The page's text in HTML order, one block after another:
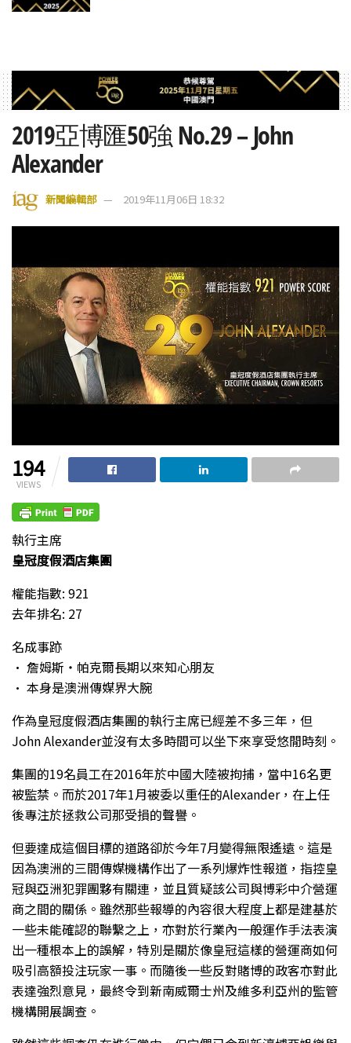
2019亞博匯50強 No.29 – John
Alexander
新聞編輯部 2019年11月06日 18:32
194
VIEWS
執行主席
皇冠度假酒店集團
權能指數: 921
去年排名: 27
名成事跡
• 詹姆斯・帕克爾長期以來知心朋友
• 本身是澳洲傳媒界大腕
作為皇冠度假酒店集團的執行主席已經差不多三年，但
John Alexander並沒有太多時間可以坐下來享受悠閒時刻。
集團的19名員工在2016年於中國大陸被拘捕，當中16名更
被監禁。而於2017年1月被委以重任的Alexander，在上任
後專注於拯救公司那受損的聲譽。
但要達成這個目標的道路卻於今年7月變得無限遙遠。這是
因為澳洲的三間傳媒機構作出了一系列爆炸性報道，指控皇
冠與亞洲犯罪團夥有關連，並且質疑該公司與博彩中介營運
商之間的關係。雖然那些報導的內容很大程度上都是建基於
一些未能確認的聯繫之上，亦對於行業內一般運作手法表演
出一種根本上的誤解，特別是關於像皇冠這樣的營運商如何
吸引高額投注玩家一事。而隨後一些反對賭博的政客亦對此
表達強烈意見，最終令到新南威爾士州及維多利亞州的監管
機構開展調查。